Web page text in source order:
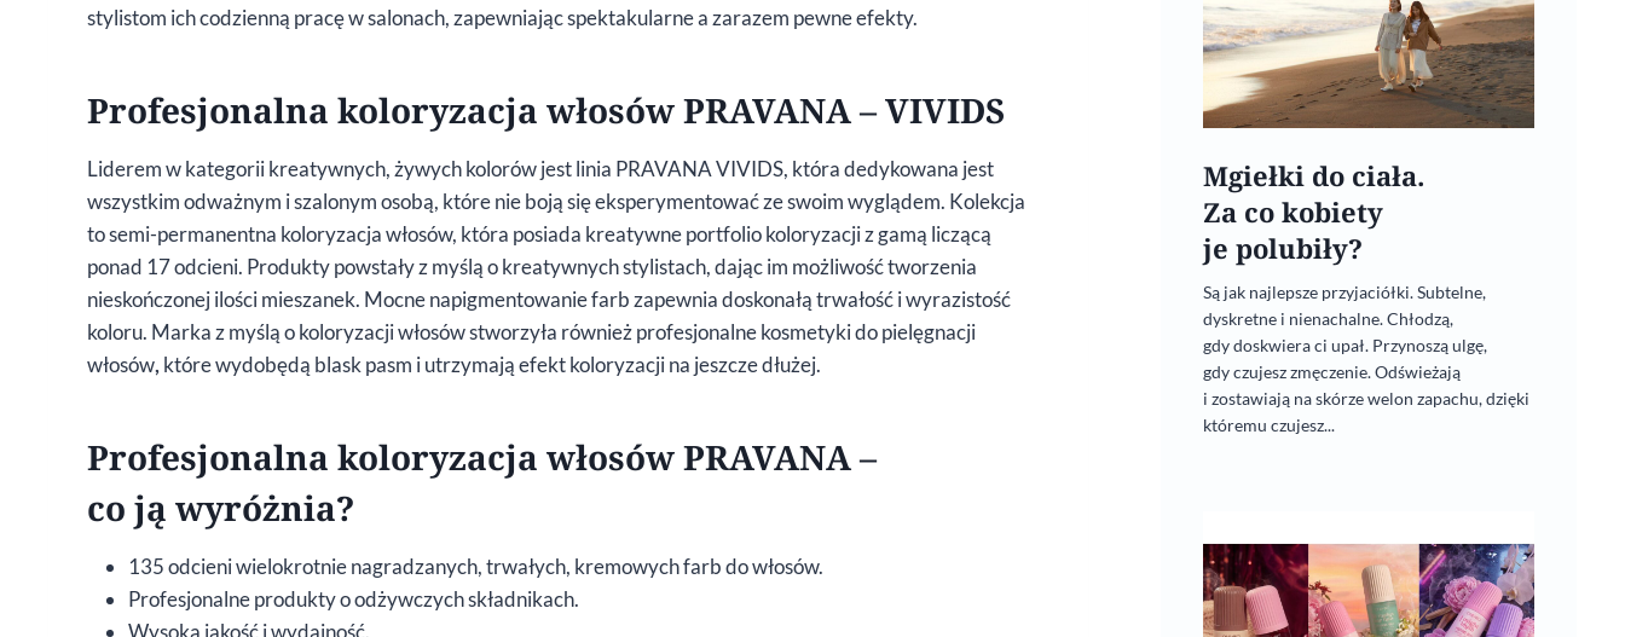
stylistom ich codzienną pracę w salonach, zapewniając spektakularne a zarazem pewne efekty.
Profesjonalna koloryzacja włosów PRAVANA – VIVIDS
Liderem w kategorii kreatywnych, żywych kolorów jest linia PRAVANA VIVIDS, która dedykowana jest
wszystkim odważnym i szalonym osobą, które nie boją się eksperymentować ze swoim wyglądem. Kolekcja
to semi-permanentna koloryzacja włosów, która posiada kreatywne portfolio koloryzacji z gamą liczącą
ponad 17 odcieni. Produkty powstały z myślą o kreatywnych stylistach, dając im możliwość tworzenia
nieskończonej ilości mieszanek. Mocne napigmentowanie farb zapewnia doskonałą trwałość i wyrazistość
koloru. Marka z myślą o koloryzacji włosów stworzyła również profesjonalne kosmetyki do pielęgnacji
włosów, które wydobędą blask pasm i utrzymają efekt koloryzacji na jeszcze dłużej.
Profesjonalna koloryzacja włosów PRAVANA –
co ją wyróżnia?
135 odcieni wielokrotnie nagradzanych, trwałych, kremowych farb do włosów.
Profesjonalne produkty o odżywczych składnikach.
Wysoka jakość i wydajność.
Mgiełki do ciała.
Za co kobiety
je polubiły?
Są jak najlepsze przyjaciółki. Subtelne,
dyskretne i nienachalne. Chłodzą,
gdy doskwiera ci upał. Przynoszą ulgę,
gdy czujesz zmęczenie. Odświeżają
i zostawiają na skórze welon zapachu, dzięki
któremu czujesz...